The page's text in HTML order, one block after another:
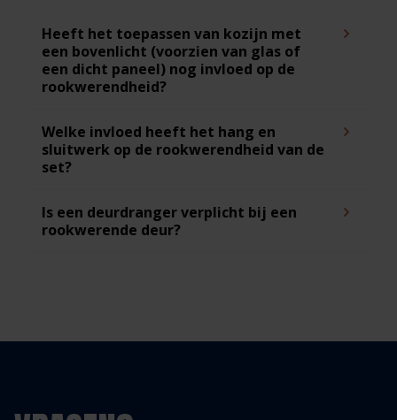
Heeft het toepassen van kozijn met
een bovenlicht (voorzien van glas of
een dicht paneel) nog invloed op de
rookwerendheid?
Welke invloed heeft het hang en
sluitwerk op de rookwerendheid van de
set?
Is een deurdranger verplicht bij een
rookwerende deur?